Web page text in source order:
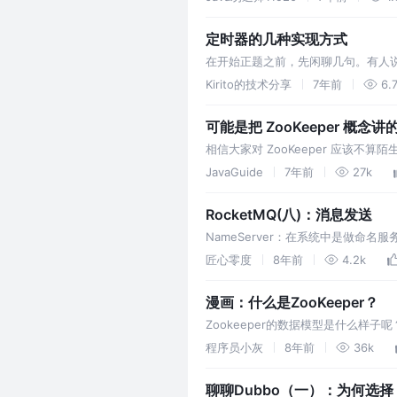
定时器的几种实现方式
在开始正题之前，先闲聊几句。有人
可以不太懂物理，不太懂数学，依旧
Kirito的技术分享 7年前
可能是把 ZooKeeper 概念讲
相信大家对 ZooKeeper 应该不算陌
回答到什么地步呢？ 我本人曾经使
JavaGuide 7年前 27k
RocketMQ(八)：消息发送
NameServer：在系统中是做命名
broker 消息从机服务器。
匠心零度 8年前 4.2k
漫画：什么是ZooKeeper？
Zookeeper的数据模型是什么样子
点，这种节点叫做Znode。 这样的
程序员小灰 8年前 36k
聊聊Dubbo（一）：为何选择